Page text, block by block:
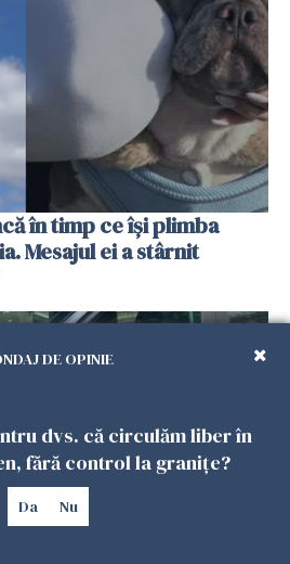
în timp ce își plimba
Mesajul ei a stârnit
DE OPINIE
dvs. că circulăm liber în
fără control la granițe?
Da Nu